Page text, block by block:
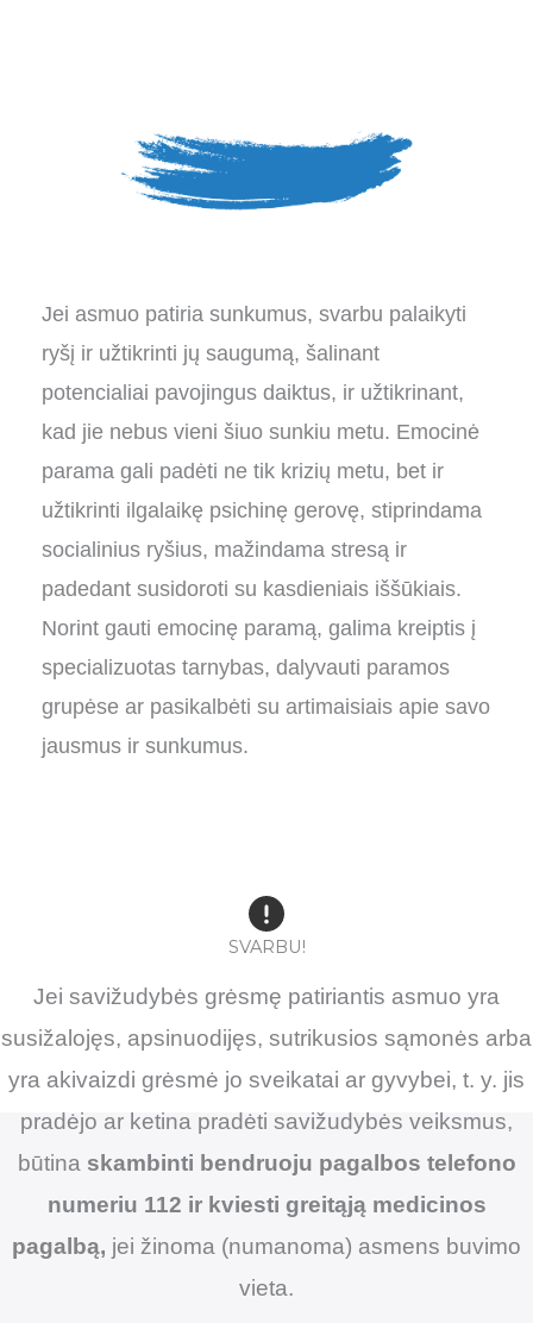
Jei asmuo patiria sunkumus, svarbu palaikyti
ryšį ir užtikrinti jų saugumą, šalinant
potencialiai pavojingus daiktus, ir užtikrinant,
kad jie nebus vieni šiuo sunkiu metu. Emocinė
parama gali padėti ne tik krizių metu, bet ir
užtikrinti ilgalaikę psichinę gerovę, stiprindama
socialinius ryšius, mažindama stresą ir
padedant susidoroti su kasdieniais iššūkiais.
Norint gauti emocinę paramą, galima kreiptis į
specializuotas tarnybas, dalyvauti paramos
grupėse ar pasikalbėti su artimaisiais apie savo
jausmus ir sunkumus.
SVARBU!
Jei savižudybės grėsmę patiriantis asmuo yra
susižalojęs, apsinuodijęs, sutrikusios sąmonės arba
yra akivaizdi grėsmė jo sveikatai ar gyvybei, t. y. jis
pradėjo ar ketina pradėti savižudybės veiksmus,
būtina skambinti bendruoju pagalbos telefono
numeriu 112 ir kviesti greitąją medicinos
pagalbą, jei žinoma (numanoma) asmens buvimo
vieta.